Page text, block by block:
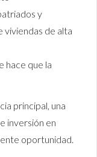
y
viviendas de alta
hace que la
principal, una
inversión en
oportunidad.